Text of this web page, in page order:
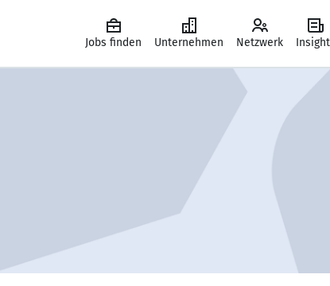
Jobs finden Unternehmen Netzwerk